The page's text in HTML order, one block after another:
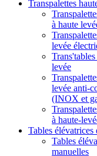
Transpalettes
à haute
levée
levée
levée anti-
(INOX et
à haute-
Tables élévatrices
Tables
manuelles